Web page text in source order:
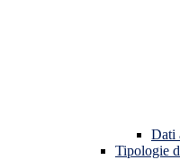
Dati
Tipologie